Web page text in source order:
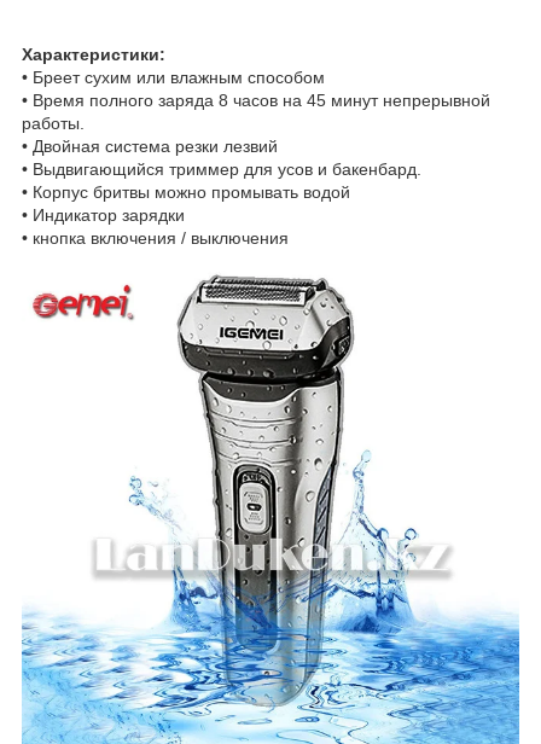
Характеристики:
• Бреет сухим или влажным способом
• Время полного заряда 8 часов на 45 минут непрерывной
работы.
• Двойная система резки лезвий
• Выдвигающийся триммер для усов и бакенбард.
• Корпус бритвы можно промывать водой
• Индикатор зарядки
• кнопка включения / выключения